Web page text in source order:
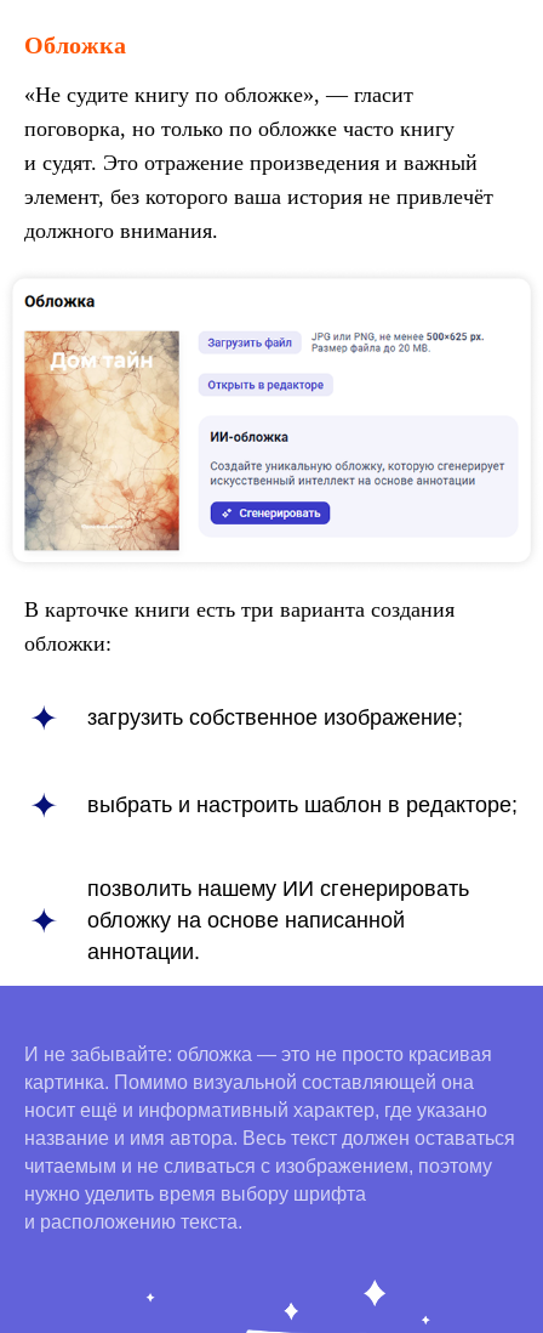
Обложка
«Не судите книгу по обложке», — гласит
поговорка, но только по обложке часто книгу
и судят. Это отражение произведения и важный
элемент, без которого ваша история не привлечёт
должного внимания.
В карточке книги есть три варианта создания
обложки:
загрузить собственное изображение;
выбрать и настроить шаблон в редакторе;
позволить нашему ИИ сгенерировать
обложку на основе написанной
аннотации.
И не забывайте: обложка — это не просто красивая
картинка. Помимо визуальной составляющей она
носит ещё и информативный характер, где указано
название и имя автора. Весь текст должен оставаться
читаемым и не сливаться с изображением, поэтому
нужно уделить время выбору шрифта
и расположению текста.